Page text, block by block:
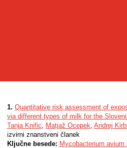
1. Quantitative risk assessment of
via different types of milk for the
Tanja Knific, Matjaž Ocepek, Andrej
izvirni znanstveni članek
Ključne besede: Mycobacterium